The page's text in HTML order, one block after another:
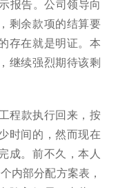
报告。公司领导向
剩余款项的结算要
存在就是明证。本
继续强烈期待该剩
款执行回来，按
时间的，然而现在
成。前不久，本人
内部分配方案表，